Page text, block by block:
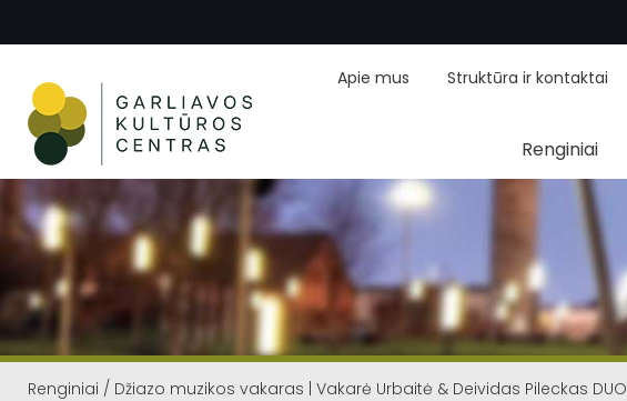
Apie mus Struktūra ir kontaktai
Renginiai
Renginiai / Džiazo muzikos vakaras | Vakarė Urbaitė & Deividas Pileckas DUO